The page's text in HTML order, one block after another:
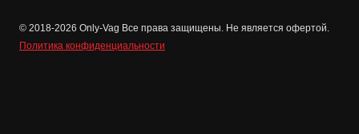
© 2018-2026 Only-Vag Все права защищены. Не является офертой.
Политика конфиденциальности